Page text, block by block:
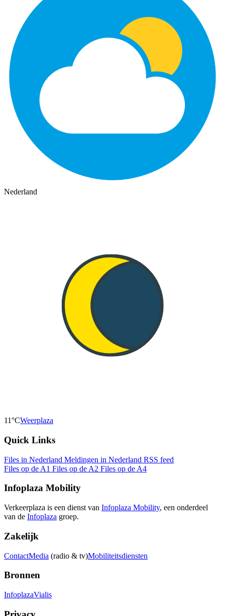
Nederland
11°CWeerplaza
Quick Links
Files in Nederland Meldingen in Nederland RSS feed
Files op de A1 Files op de A2 Files op de A4
Infoplaza Mobility
Verkeerplaza is een dienst van Infoplaza Mobility, een onderdeel
van de Infoplaza groep.
Zakelijk
ContactMedia (radio & tv)Mobiliteitsdiensten
Bronnen
InfoplazaVialis